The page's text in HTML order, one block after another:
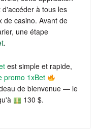
à tous les
de casino. Avant de
une étape
.
est simple et rapide,
promo 1xBet
de bienvenue — le
130 $.